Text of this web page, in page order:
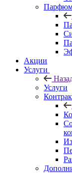
Акции
Услуги
Услуги